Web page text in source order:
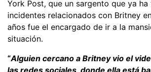
York Post, que un sargento que ya
incidentes relacionados con Britney
años fue el encargado de ir a la
situación.
“Alguien cercano a Britney vio el
las redes sociales, donde ella está